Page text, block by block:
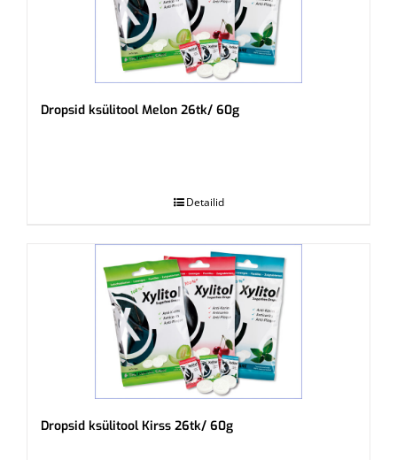
Dropsid ksülitool Melon 26tk/ 60g
Detailid
Dropsid ksülitool Kirss 26tk/ 60g